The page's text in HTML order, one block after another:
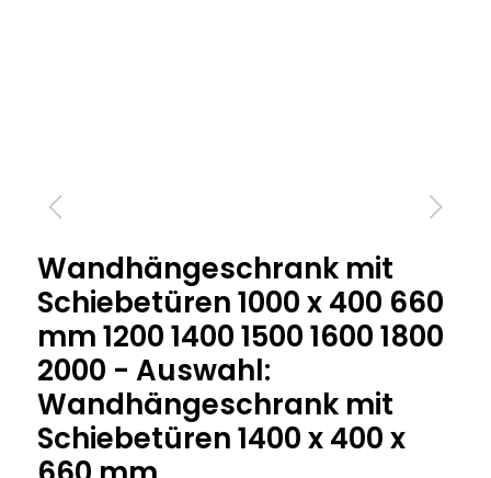
Wandhängeschrank mit
Schiebetüren 1000 x 400 660
mm 1200 1400 1500 1600 1800
2000 - Auswahl:
Wandhängeschrank mit
Schiebetüren 1400 x 400 x